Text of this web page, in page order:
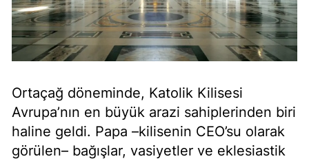
Ortaçağ döneminde, Katolik Kilisesi
Avrupa’nın en büyük arazi sahiplerinden biri
haline geldi. Papa –kilisenin CEO’su olarak
görülen– bağışlar, vasiyetler ve eklesiastik